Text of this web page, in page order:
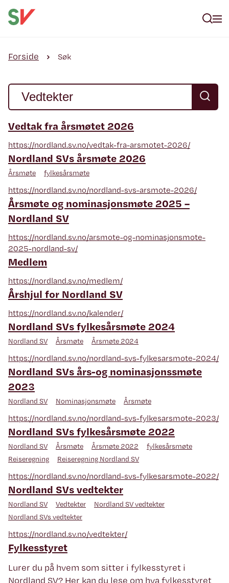
Forside Søk
Vedtak fra årsmøtet 2026
https://nordland.sv.no/vedtak-fra-arsmotet-2026/
Nordland SVs årsmøte 2026
Årsmøte fylkesårsmøte
https://nordland.sv.no/nordland-svs-arsmote-2026/
Årsmøte og nominasjonsmøte 2025 –
Nordland SV
https://nordland.sv.no/arsmote-og-nominasjonsmote-
2025-nordland-sv/
Medlem
https://nordland.sv.no/medlem/
Årshjul for Nordland SV
https://nordland.sv.no/kalender/
Nordland SVs fylkesårsmøte 2024
Nordland SV Årsmøte Årsmøte 2024
https://nordland.sv.no/nordland-svs-fylkesarsmote-2024/
Nordland SVs års-og nominasjonssmøte
2023
Nordland SV Nominasjonsmøte Årsmøte
https://nordland.sv.no/nordland-svs-fylkesarsmote-2023/
Nordland SVs fylkesårsmøte 2022
Nordland SV Årsmøte Årsmøte 2022
fylkesårsmøte
Reiseregning
Reiseregning Nordland SV
https://nordland.sv.no/nordland-svs-fylkesarsmote-2022/
Nordland SVs vedtekter
Nordland SV Vedtekter
Nordland SV vedtekter
Nordland SVs vedtekter
https://nordland.sv.no/vedtekter/
Fylkesstyret
Lurer du på hvem som sitter i fylkesstyret i
Nordland SV? Her kan du lese om hva fylkesstyret